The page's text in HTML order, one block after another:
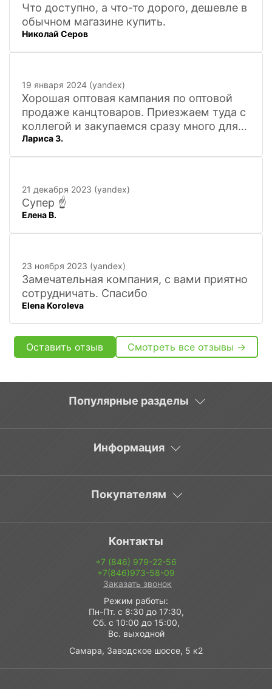
Что доступно, а что-то дорого, дешевле в
обычном магазине купить.
Николай Серов
19 января 2024 (yandex)
Хорошая оптовая кампания по оптовой
продаже канцтоваров. Приезжаем туда с
коллегой и закупаемся сразу много для
офиса. Удобно. Есть практически всё, что
нужно, и по хорошим ценам. Вежливый
искать
Лариса З.
21 декабря 2023 (yandex)
Супер ☝️
Елена В.
23 ноября 2023 (yandex)
Замечательная компания, с вами приятно
сотрудничать. Спасибо
Elena Koroleva
Оставить отзыв Смотреть все отзывы →
Популярные разделы
Информация
Покупателям
Контакты
+7 (846) 979-22-56
+7(846)973-58-09
Заказать звонок
Режим работы:
Пн-Пт. с 8:30 до 17:30,
Сб. с 10:00 до 15:00,
Вс. выходной
Самара, Заводское шоссе, 5 к2